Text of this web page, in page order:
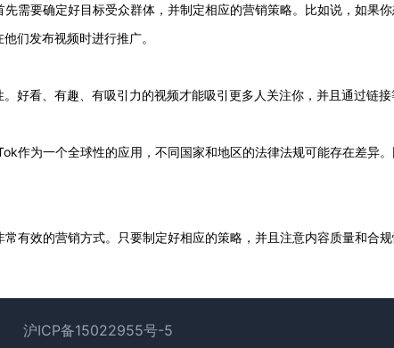
需要确定好目标受众群体，并制定相应的营销策略。比如说，如果
们发布视频时进行推广。
好看、有趣、有吸引力的视频才能吸引更多人关注你，并且通过链接
作为一个全球性的应用，不同国家和地区的法律法规可能存在差异
有效的营销方式。只要制定好相应的策略，并且注意内容质量和合
沪ICP备15022955号-5